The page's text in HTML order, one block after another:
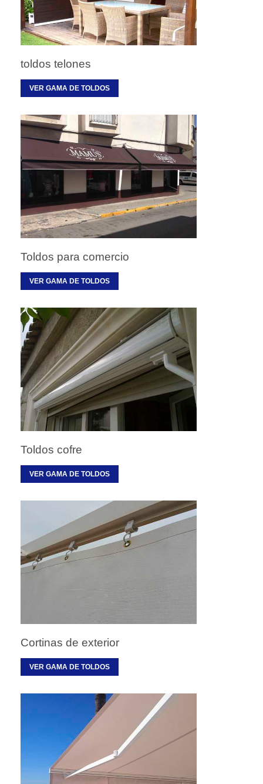
toldos telones
VER GAMA DE TOLDOS
Toldos para comercio
VER GAMA DE TOLDOS
Toldos cofre
VER GAMA DE TOLDOS
Cortinas de exterior
VER GAMA DE TOLDOS